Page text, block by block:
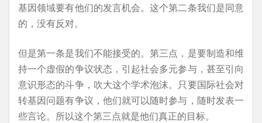
基因领域要有他们的发言机会。这个第二条我们是同意
的，没有反对。
但是第一条是我们不能接受的。第三点，是要制造和维
持一个虚假的争议状态，引起社会多元参与，甚至引向
意识形态的斗争，吹大这个学术泡沫。只要国际社会对
转基因问题有争议，他们就可以随时参与，随时发表一
些言论。所以这个第三点就是他们真正的目标。